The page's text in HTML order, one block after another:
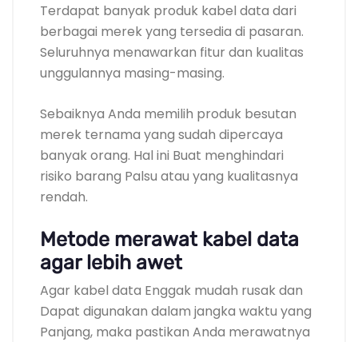
Terdapat banyak produk kabel data dari
berbagai merek yang tersedia di pasaran.
Seluruhnya menawarkan fitur dan kualitas
unggulannya masing-masing.
Sebaiknya Anda memilih produk besutan
merek ternama yang sudah dipercaya
banyak orang. Hal ini Buat menghindari
risiko barang Palsu atau yang kualitasnya
rendah.
Metode merawat kabel data
agar lebih awet
Agar kabel data Enggak mudah rusak dan
Dapat digunakan dalam jangka waktu yang
Panjang, maka pastikan Anda merawatnya